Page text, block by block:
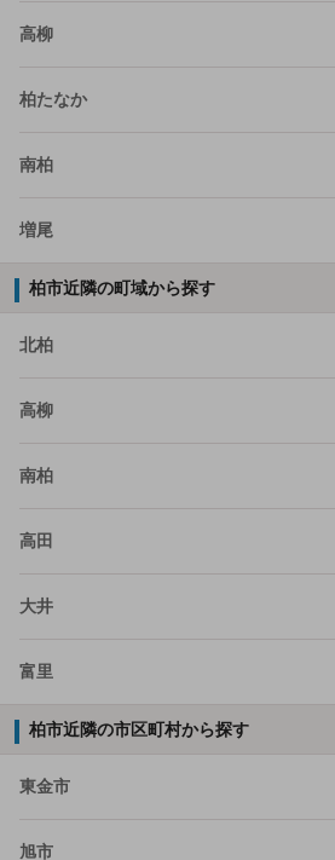
高柳
柏たなか
南柏
増尾
柏市近隣の町域から探す
北柏
高柳
南柏
高田
大井
富里
柏市近隣の市区町村から探す
東金市
旭市